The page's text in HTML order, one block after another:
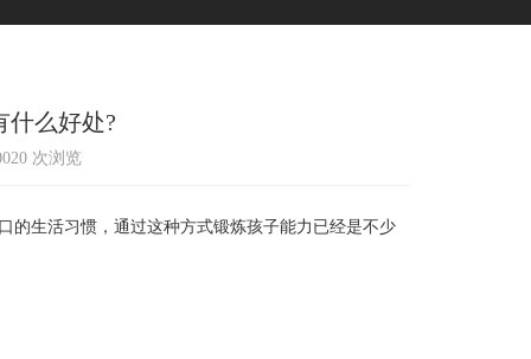
什么好处?
次浏览
生活习惯，通过这种方式锻炼孩子能力已经是不少